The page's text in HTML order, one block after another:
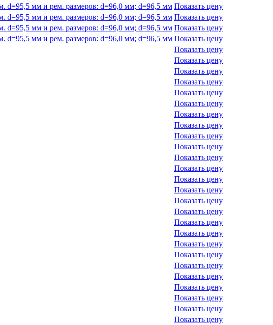
d=95,5 мм и рем. размеров: d=96,0 мм; d=96,5 мм Показать цену
d=95,5 мм и рем. размеров: d=96,0 мм; d=96,5 мм Показать цену
d=95,5 мм и рем. размеров: d=96,0 мм; d=96,5 мм Показать цену
d=95,5 мм и рем. размеров: d=96,0 мм; d=96,5 мм Показать цену
Показать цену
Показать цену
Показать цену
Показать цену
Показать цену
Показать цену
Показать цену
Показать цену
Показать цену
Показать цену
Показать цену
Показать цену
Показать цену
Показать цену
Показать цену
Показать цену
Показать цену
Показать цену
Показать цену
Показать цену
Показать цену
Показать цену
Показать цену
Показать цену
Показать цену
Показать цену